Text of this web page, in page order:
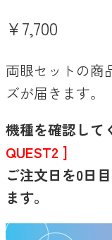
¥7,700
両眼セットの商
ズが届きます。
機種を確認して
QUEST2 ]
ご注文日を0日
ます。